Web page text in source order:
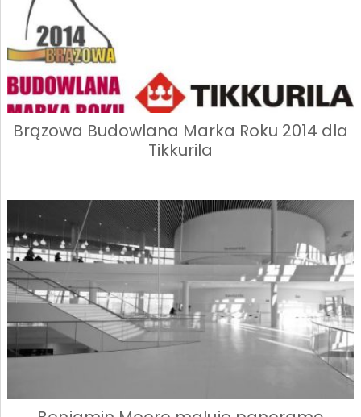
Brązowa Budowlana Marka Roku 2014 dla
Tikkurila